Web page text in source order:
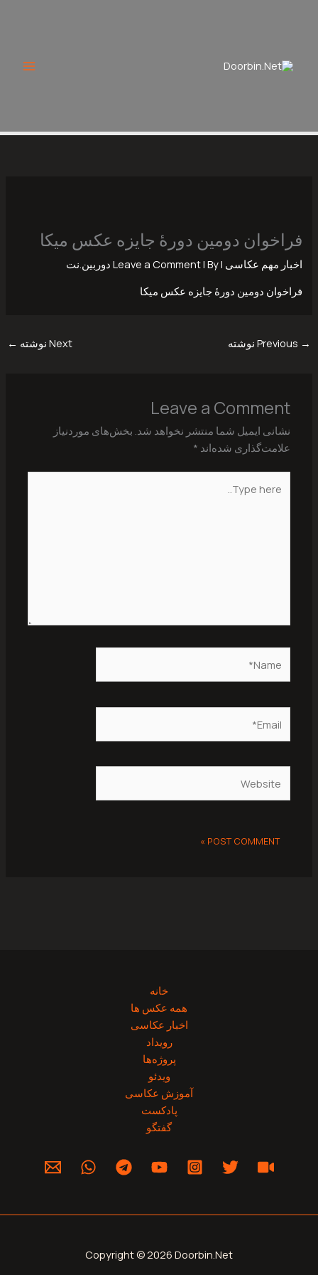
فراخوان دومین دورۀ جایزه عکس میکا
اخبار مهم عکاسی |
Leave a Comment| By
دوربین.نت
فراخوان دومین دورۀ جایزه عکس میکا
→ Next نوشته ←
Leave a Comment
نشانی ایمیل شما منتشر نخواهد شد. بخش‌های موردنیاز
علامت‌گذاری شده‌اند *
here..
خانه
همه عکس ها
اخبار عکاسی
رویداد
پروژه‌‌ها
ویدئو
آموزش عکاسی
پادکست
گفتگو
Copyright © 2026 Doorbin.Net